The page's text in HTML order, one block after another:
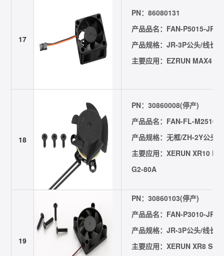
17
PN：86080131
产品品名：FAN-P5015-
产品规格：JR-3P公头/线长
主要应用：EZRUN MAX4 HV
18
PN：30860008(停产)
产品品名：FAN-FL-M2510-
产品规格：无框/ZH-2Y公头/
主要应用：XERUN XR10
G2-80A
19
PN：30860103(停产)
产品品名：FAN-P3010-
产品规格：JR-3P公头/线长
主要应用：XERUN XR8